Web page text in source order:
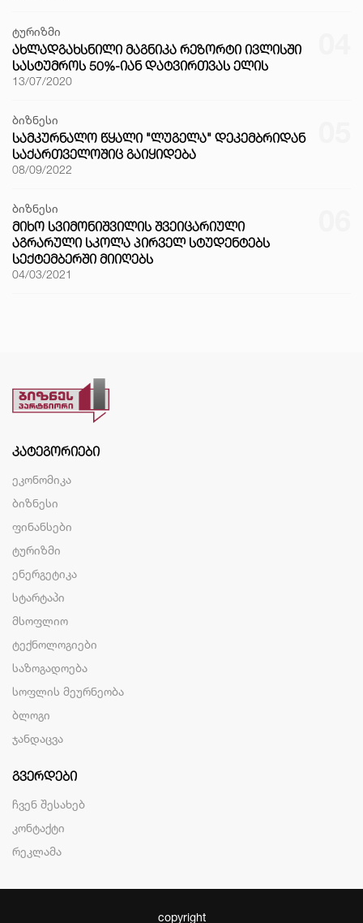
ტურიზმი
ᲐᲮᲚᲐᲓᲒᲐᲮᲡᲜᲘᲚᲘ ᲛᲐᲒᲜᲘᲙᲐ ᲠᲔᲖᲝᲠᲢᲘ ᲘᲕᲚᲘᲡᲨᲘ
ᲡᲐᲡᲢᲣᲛᲠᲝᲡ 50%-ᲘᲐᲜ ᲓᲐᲢᲕᲘᲠᲗᲕᲐᲡ ᲔᲚᲘᲡ
13/07/2020
ბიზნესი
ᲡᲐᲛᲙᲣᲠᲜᲐᲚᲝ ᲬᲧᲐᲚᲘ "ᲚᲣᲒᲔᲚᲐ" ᲓᲔᲙᲔᲛᲑᲠᲘᲓᲐᲜ
ᲡᲐᲥᲐᲠᲗᲕᲔᲚᲝᲨᲘᲪ ᲒᲐᲘᲧᲘᲓᲔᲑᲐ
08/09/2022
ბიზნესი
ᲛᲘᲮᲝ ᲡᲕᲘᲛᲝᲜᲘᲨᲕᲘᲚᲘᲡ ᲨᲕᲔᲘᲪᲐᲠᲘᲣᲚᲘ
ᲐᲒᲠᲐᲠᲣᲚᲘ ᲡᲙᲝᲚᲐ ᲞᲘᲠᲕᲔᲚ ᲡᲢᲣᲓᲔᲜᲢᲔᲑᲡ
ᲡᲔᲥᲢᲔᲛᲑᲔᲠᲨᲘ ᲛᲘᲘᲦᲔᲑᲡ
04/03/2021
ᲙᲐᲢᲔᲒᲝᲠᲘᲔᲑᲘ
ეკონომიკა
ბიზნესი
ფინანსები
ტურიზმი
ენერგეტიკა
სტარტაპი
მსოფლიო
ტექნოლოგიები
საზოგადოება
სოფლის მეურნეობა
ბლოგი
ჯანდაცვა
ᲒᲕᲔᲠᲓᲔᲑᲘ
ჩვენ შესახებ
კონტაქტი
რეკლამა
copyright